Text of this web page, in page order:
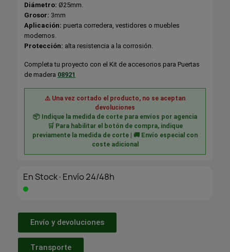
Diámetro: Ø25mm.
Grosor: 3mm
Aplicación: puerta corredera, vestidores o muebles
modernos.
Protección: alta resistencia a la corrosión.
Completa tu proyecto con el Kit de accesorios para Puertas
de madera 08921
⚠️ Una vez cortado el producto, no se aceptan
devoluciones
📦 Indique la medida de corte para envíos por agencia
🛒 Para habilitar el botón de compra, indique
previamente la medida de corte | 🚚 Envío especial con
coste adicional
En Stock·Envío 24/48h
Envío y devoluciones
Transporte